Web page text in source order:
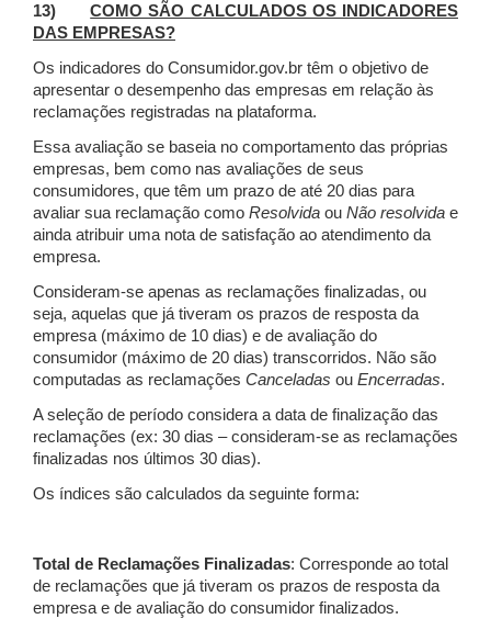
13)COMO SÃO CALCULADOS OS INDICADORES
DAS EMPRESAS?
Os indicadores do Consumidor.gov.br têm o objetivo de
apresentar o desempenho das empresas em relação às
reclamações registradas na plataforma.
Essa avaliação se baseia no comportamento das próprias
empresas, bem como nas avaliações de seus
consumidores, que têm um prazo de até 20 dias para
avaliar sua reclamação como Resolvida ou Não resolvida e
ainda atribuir uma nota de satisfação ao atendimento da
empresa.
Consideram-se apenas as reclamações finalizadas, ou
seja, aquelas que já tiveram os prazos de resposta da
empresa (máximo de 10 dias) e de avaliação do
consumidor (máximo de 20 dias) transcorridos. Não são
computadas as reclamações Canceladas ou Encerradas.
A seleção de período considera a data de finalização das
reclamações (ex: 30 dias – consideram-se as reclamações
finalizadas nos últimos 30 dias).
Os índices são calculados da seguinte forma:
Total de Reclamações Finalizadas: Corresponde ao total
de reclamações que já tiveram os prazos de resposta da
empresa e de avaliação do consumidor finalizados.